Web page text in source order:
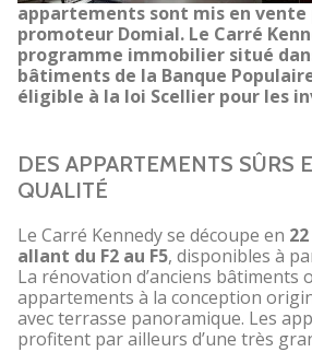
appartements sont mis en vente
promoteur Domial. Le Carré
programme immobilier situé
bâtiments de la Banque
éligible à la loi Scellier pour les
DES APPARTEMENTS SÛRS
QUALITÉ
Le Carré Kennedy se découpe en
allant du F2 au F5, disponibles à
La rénovation d’anciens bâtiments
appartements à la conception
avec terrasse panoramique. Les
profitent par ailleurs d’une très